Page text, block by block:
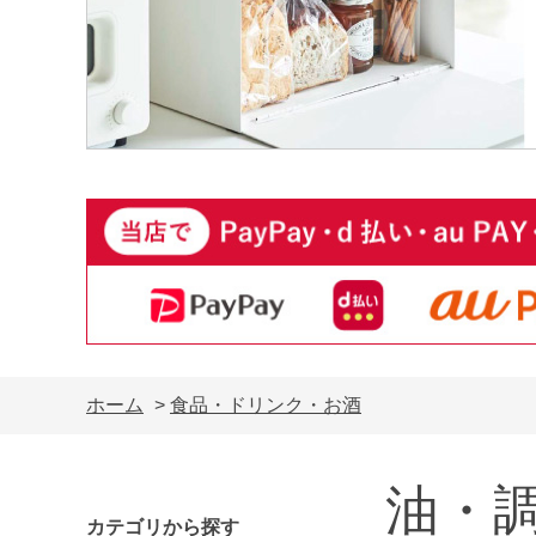
ホーム > 食品・ドリンク・お酒
カテゴリから探す 油・